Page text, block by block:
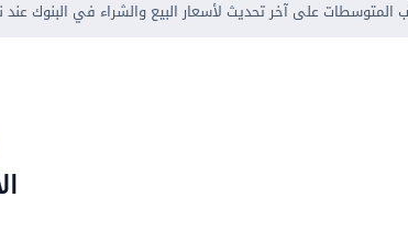
على آخر تحديث لأسعار البيع والشراء في البنوك